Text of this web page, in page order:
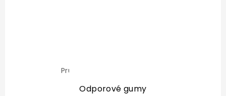
Průměrné
produktuOdporové gumy